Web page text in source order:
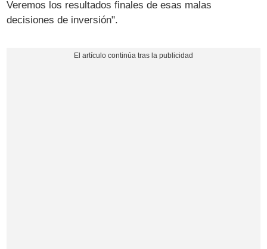
Veremos los resultados finales de esas malas
decisiones de inversión".